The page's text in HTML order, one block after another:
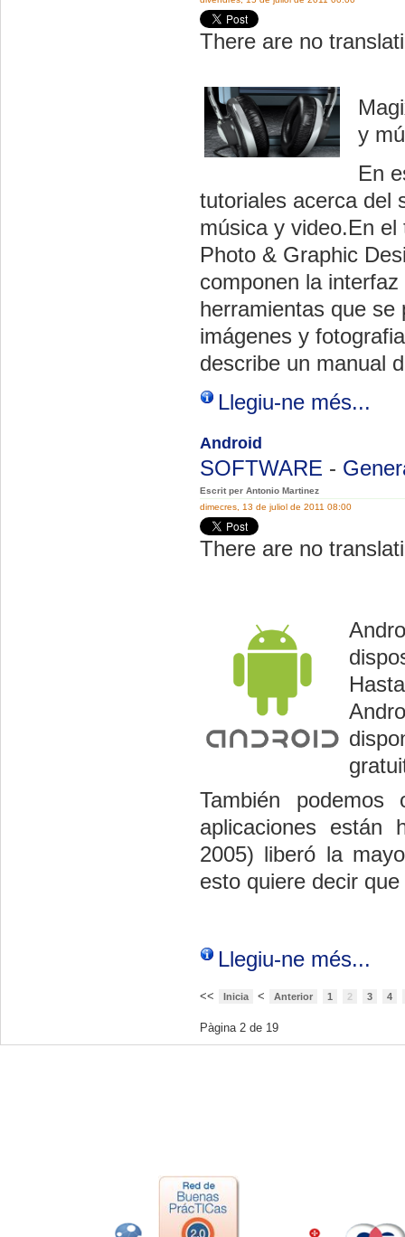
There are no
y
En
tutoriales acerca del
música y video.En
Photo & Graphic
componen la
herramientas que se
imágenes y
describe un manual
Llegiu-ne més...
Android
SOFTWARE -
Escrit per Antonio Martinez
dimecres, 13 de juliol de 2011 08:00
There are no
También
aplicaciones están
2005) liberó la
esto quiere decir
Llegiu-ne més...
<< Inicia < Anterior 1 2 3 4
Pàgina 2 de 19